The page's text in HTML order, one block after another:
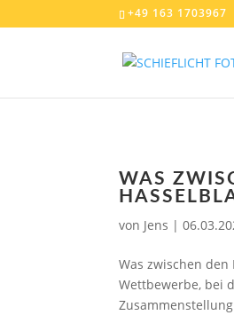
+49 163 1703967
WAS
von Jens |
Was zwischen
Wettbewerbe, bei